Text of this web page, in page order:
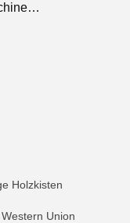
Holzkisten
Union